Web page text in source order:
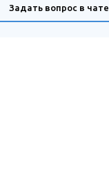
Задать вопрос в чате